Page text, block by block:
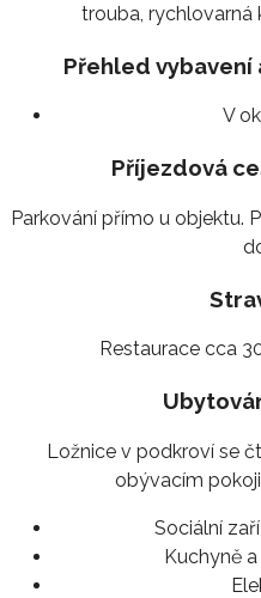
trouba, rychlovarná
Přehled vybavení
V
Příjezdová
Parkování přímo u objektu.
Restaurace cca
Ložnice v podkroví se
obývacím
Sociální
Kuchyně a